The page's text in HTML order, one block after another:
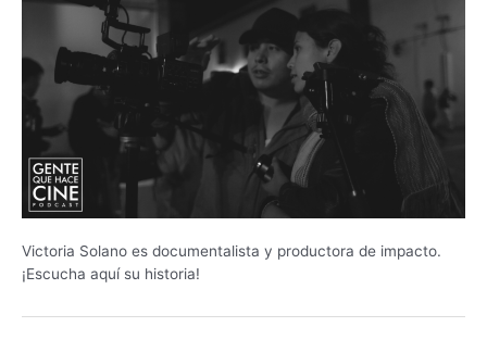
Victoria Solano es documentalista y productora de impacto.
¡Escucha aquí su historia!